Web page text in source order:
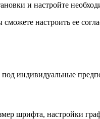
и настройте
настроить ее
индивидуальные
шрифта, настройки